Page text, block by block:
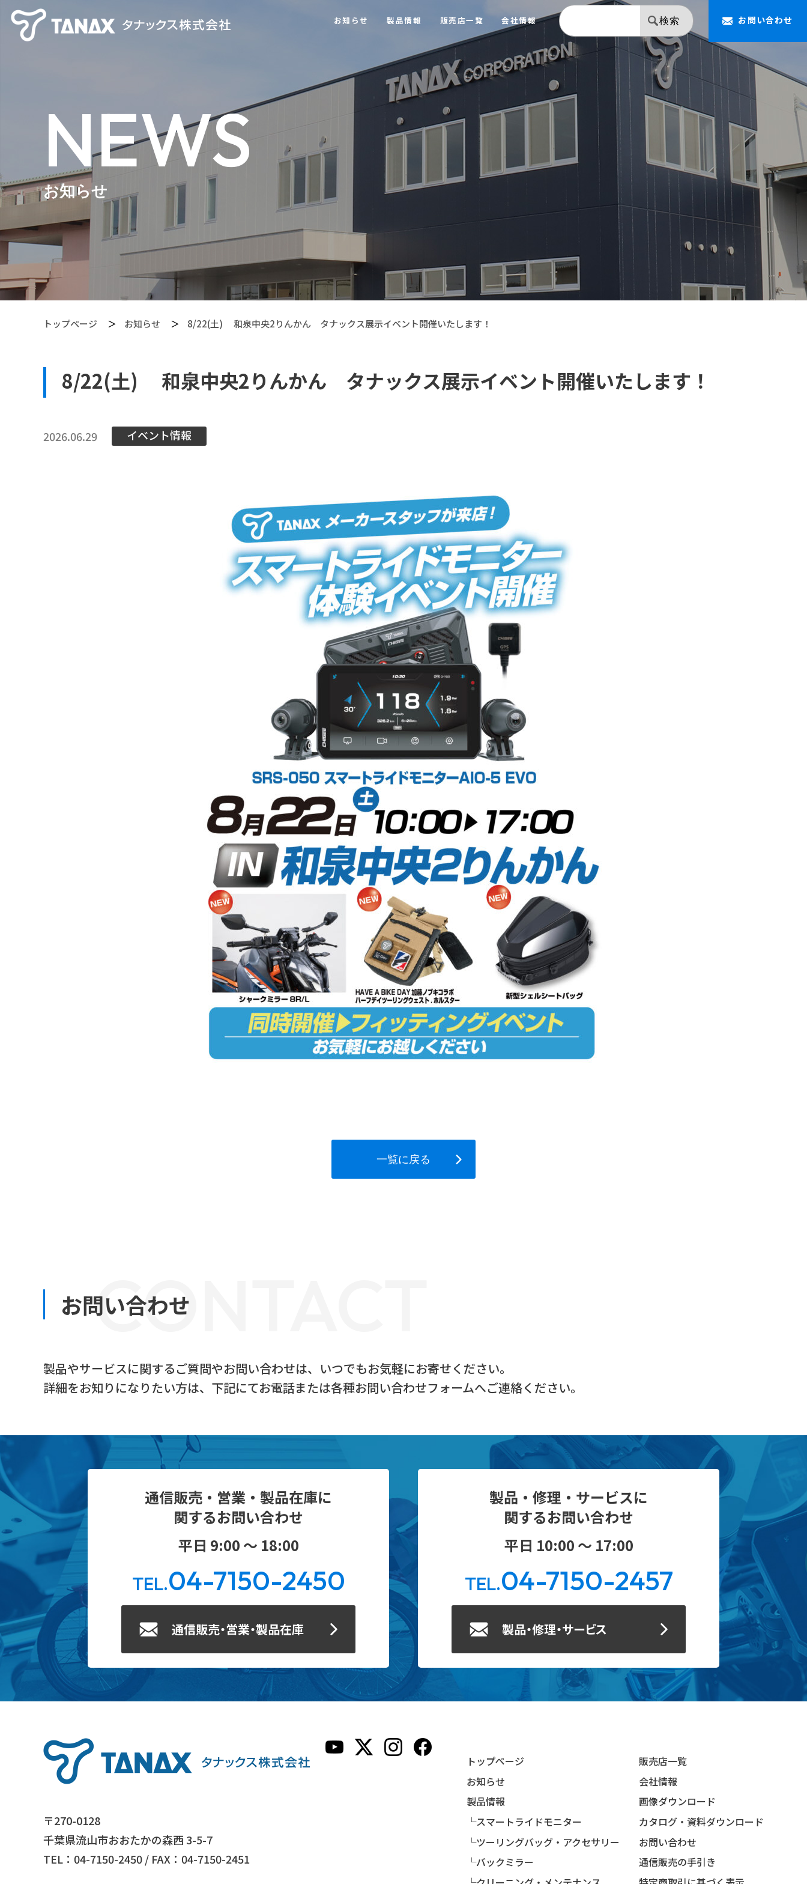
お知らせ 製品情報 販売店一覧 会社情報 検索 お問い合わせ
【TANAX×CHIGEE】 スマートライドシステム 【MOTOFIZZ】 ツーリングバッグ・アクセサリー 【NAPOLEON】 ミラー
【PITGEAR】 クリーニング・メンテンナンス用品 【Callsight】 カー用品 【VELOGARAGE】 自転車用品
NEWS
お知らせ
トップページ お知らせ 8/22(土) 和泉中央2りんかん タナックス展示イベント開催いたします！
8/22(土) 和泉中央2りんかん タナックス展示イベント開催いたします！
2026.06.29 イベント情報
一覧に戻る
CONTACT
お問い合わせ
製品やサービスに関するご質問やお問い合わせは、 いつでもお気軽にお寄せください。
詳細をお知りになりたい方は、下記にてお電話または各種お問い合わせフォームへご連絡ください。
通信販売・営業・製品在庫に
関するお問い合わせ
平日 9:00 ～ 18:00
TEL.04-7150-2450
通信販売・営業・製品在庫
製品・修理・サービスに
関するお問い合わせ
平日 10:00 ～ 17:00
TEL.04-7150-2457
製品・修理・サービス
〒270-0128
千葉県流山市おおたかの森西 3-5-7
TEL：04-7150-2450 / FAX：04-7150-2451
トップページ
お知らせ
製品情報
└スマートライドモニター
└ツーリングバッグ・アクセサリー
└バックミラー
販売店一覧
会社情報
画像ダウンロード
カタログ・資料ダウンロード
お問い合わせ
通信販売の手引き